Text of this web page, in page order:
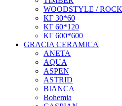
WOODSTYLE /
КГ 30*60
КГ 60*120
КГ 600*600
GRACIA CERAMICA
ANETA
AQUA
ASPEN
ASTRID
BIANCA
Bohemia